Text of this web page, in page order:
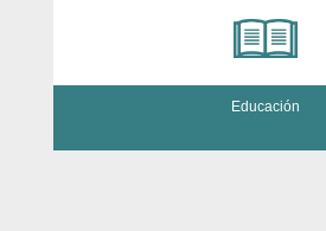
Educación